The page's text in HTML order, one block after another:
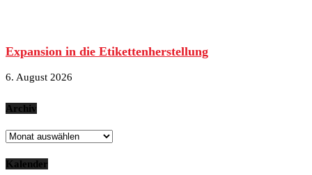
Expansion in die Etikettenherstellung
6. August 2026
Archiv
Archiv
Kalender